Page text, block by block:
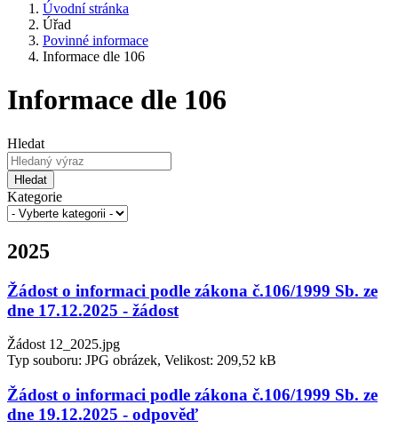
Úvodní stránka
Úřad
Povinné informace
Informace dle 106
Informace dle 106
Hledat
Hledat
Kategorie
2025
Žádost o informaci podle zákona č.106/1999 Sb. ze
dne 17.12.2025 - žádost
Žádost 12_2025.jpg
Typ souboru: JPG obrázek, Velikost: 209,52 kB
Žádost o informaci podle zákona č.106/1999 Sb. ze
dne 19.12.2025 - odpověď